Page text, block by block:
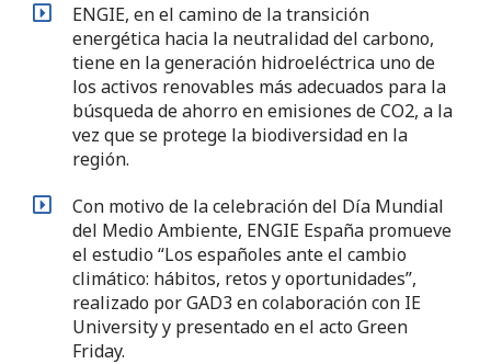
ENGIE, en el camino de la transición
energética hacia la neutralidad del carbono,
tiene en la generación hidroeléctrica uno de
los activos renovables más adecuados para la
búsqueda de ahorro en emisiones de CO2, a la
vez que se protege la biodiversidad en la
región.
Con motivo de la celebración del Día Mundial
del Medio Ambiente, ENGIE España promueve
el estudio “Los españoles ante el cambio
climático: hábitos, retos y oportunidades”,
realizado por GAD3 en colaboración con IE
University y presentado en el acto Green
Friday.